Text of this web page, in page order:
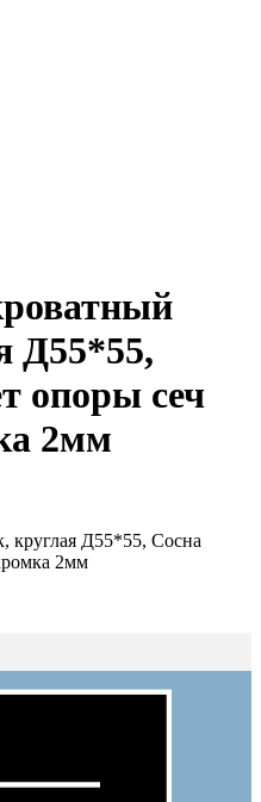
Д55*55,
опоры сеч
2мм
Д55*55, Сосна
2мм